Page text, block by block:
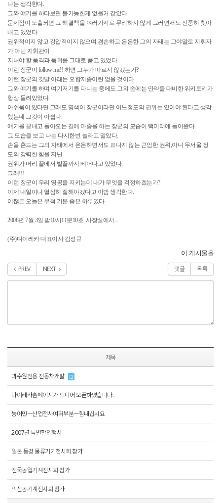
나는 생각한다.
그와 얘기를 하다보면 불가능한게 없을거 같았다.
문제점이 노출되면 그 해결책을 여러가지로 무리하지 않게 그러면서도 신중히 찾아
내고 있었다.
권위적이지 않고 강압적이지 않으며 겸손하고 은은한 그의 자태는 그야말로 지휘자
가 아닌 지휘관이
지녀야 할 품격과 품위를 그대로 품고 있었다.
이런 장군이 follow me!! 하면 그누가 따르지 않겠는가?
이런 장군의 깃발 아래는 오합지졸이란 없을 것이다.
그와 얘기를 하며 여기저기를 다니는 중에도 그의 손에는 만약을 대비한 워키토키가
항상 들려있었다.
아쉬움이 있다면 그래도 명색이 장군이라면 어느정도의 권위는 있어야 된다고 생각
했는데 그것이 아쉽다.
얘기를 끝내고 돌아오는 길에 마중을 하는 장군의 모습이 빽미러에 들어왔다.
그 모습을 보고 나는 다시한번 놀라고 말았다.
손을 흔드는 그의 자태에서 은은하면서도 표나지 않는 근엄한 권위,아니 무서울 정
도의 강력한 힘을 지닌
권위가 머리 끝에서 발끝까지 베어나고 있었다.
그래!!!
이런 장군이 우리 영공을 지키는데 내가 무엇을 걱정하겠는가?
이제 내일이나 열심히 잘해야겠다고 이밤 생각한다.
어짾튼 오늘은 무척 기분 좋은 하루였다.
2008년 7월 3일 밤10시11분10초 사장실에서...
(주)다이레카 대표이사 김성규
이 게시물을
PREV NEXT 댓글 목록
제목
과수원전용 전동차개발
다이레카홈페이지가 드디어 오픈하였습니다.
농어민ㅡ산업전사여러부분ㅡ힘내십시요
2007년 특별할인행사
일본 동경 물류기기전시회 참가
전국농업기계전시회 참가
익산농기계전시회 참가